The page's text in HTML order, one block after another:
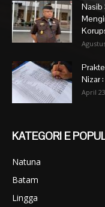
Nasib
Nizar
April
KATEGORI E
Natuna
Batam
Lingga